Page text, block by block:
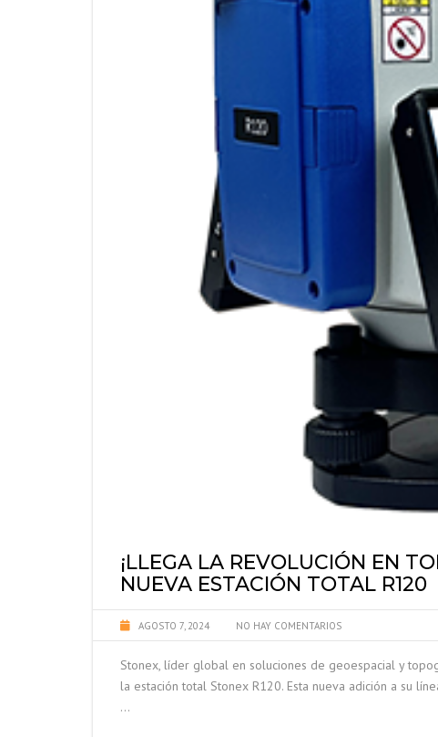
¡LLEGA LA REVOLUCIÓN EN
NUEVA ESTACIÓN TOTAL R120
AGOSTO 7, 2024 NO HAY COMENTARIOS
Stonex, líder global en soluciones de geoespacial y
la estación total Stonex R120. Esta nueva adición a su
…